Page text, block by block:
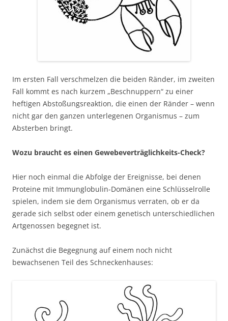
Im ersten Fall verschmelzen die beiden Ränder, im zweiten
Fall kommt es nach kurzem „Beschnuppern“ zu einer
heftigen Abstoßungsreaktion, die einen der Ränder – wenn
nicht gar den ganzen unterlegenen Organismus – zum
Absterben bringt.
Wozu braucht es einen Gewebeverträglichkeits-Check?
Hier noch einmal die Abfolge der Ereignisse, bei denen
Proteine mit Immunglobulin-Domänen eine Schlüsselrolle
spielen, indem sie dem Organismus verraten, ob er da
gerade sich selbst oder einem genetisch unterschiedlichen
Artgenossen begegnet ist.
Zunächst die Begegnung auf einem noch nicht
bewachsenen Teil des Schneckenhauses: